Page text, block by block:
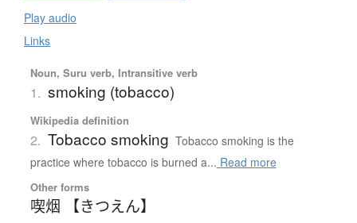
Play audio
Links
Noun, Suru verb, Intransitive verb
1. smoking (tobacco)
Wikipedia definition
2. Tobacco smoking Tobacco smoking is the
practice where tobacco is burned a... Read more
Other forms
喫烟 【きつえん】